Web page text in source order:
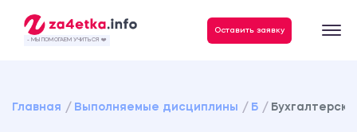
- МЫ ПОМОГАЕМ УЧИТЬСЯ ❤️
Оставить заявку
Главная Выполняемые дисциплины Б